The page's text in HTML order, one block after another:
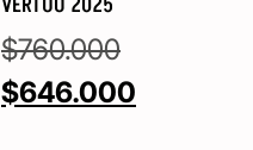
$760.000
$646.000